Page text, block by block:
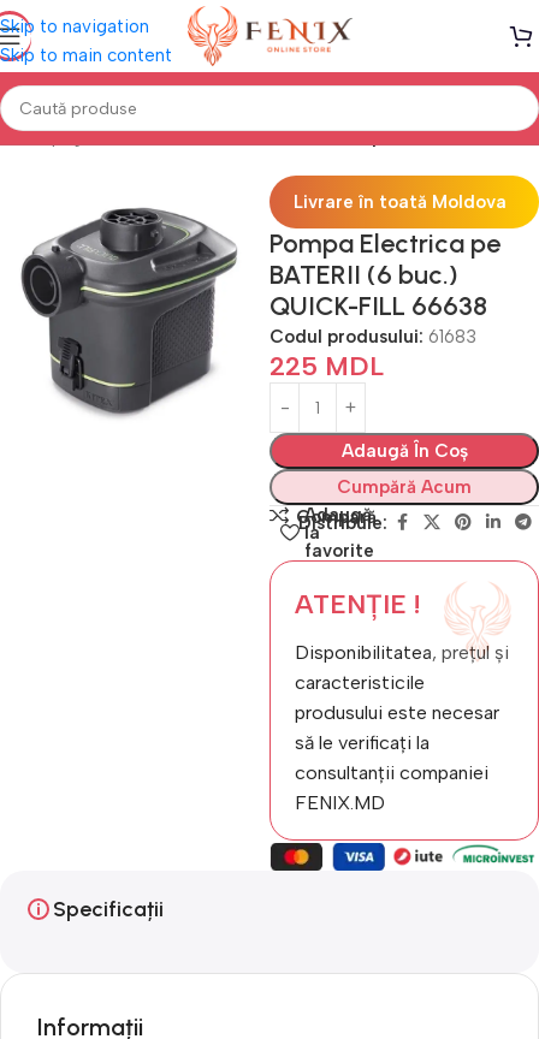
Skip to navigation
Skip to main content
Prima pagină Saltele GONFLABILE Accesorii pentru saltele
Livrare în toată Moldova
Pompa Electrica pe
BATERII (6 buc.)
QUICK-FILL 66638
Codul produsului: 61683
225 MDL
Adaugă În Coș
Cumpără Acum
Compară
Adaugă
la
favorite
Distribuie:
ATENȚIE !
Disponibilitatea, prețul și
caracteristicile
produsului este necesar
să le verificați la
consultanții companiei
FENIX.MD
Specificații
Informații